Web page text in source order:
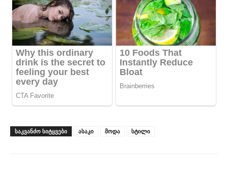
ᲡᲐᲙᲕᲐᲜᲫᲝ ᲡᲘᲢᲧᲕᲔᲑᲘ ასაკი მოდა სტილი